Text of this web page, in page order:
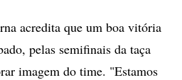
acredita que um boa vitória
pelas semifinais da taça
imagem do time. "Estamos